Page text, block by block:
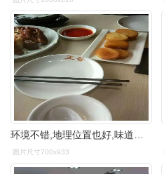
环境不错,地理位置也好,味道蛮可以的
图片尺寸700x933